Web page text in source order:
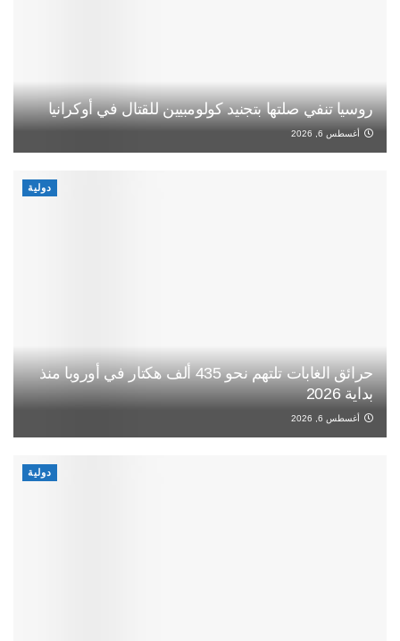
روسيا تنفي صلتها بتجنيد كولومبيين للقتال في أوكرانيا
أغسطس 6, 2026
دولية
حرائق الغابات تلتهم نحو 435 ألف هكتار في أوروبا منذ
بداية 2026
أغسطس 6, 2026
دولية